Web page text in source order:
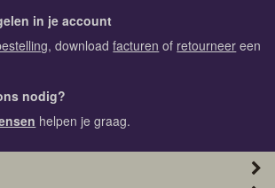
in je account
, downloadfacturen of retourneer een
nodig?
helpen je graag.